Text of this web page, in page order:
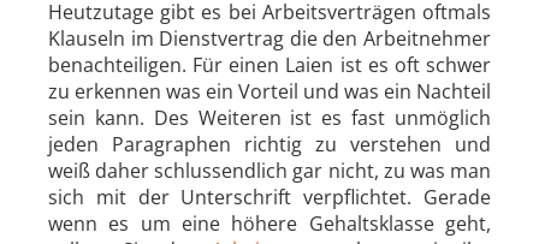
Heutzutage gibt es bei Arbeitsverträgen oftmals
Klauseln im Dienstvertrag die den Arbeitnehmer
benachteiligen. Für einen Laien ist es oft schwer
zu erkennen was ein Vorteil und was ein Nachteil
sein kann. Des Weiteren ist es fast unmöglich
jeden Paragraphen richtig zu verstehen und
weiß daher schlussendlich gar nicht, zu was man
sich mit der Unterschrift verpflichtet. Gerade
wenn es um eine höhere Gehaltsklasse geht,